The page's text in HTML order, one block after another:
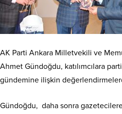
AK Parti Ankara Milletvekili ve
Ahmet Gündoğdu, katılımcılara
gündemine ilişkin
Gündoğdu, daha sonra gazetecilere